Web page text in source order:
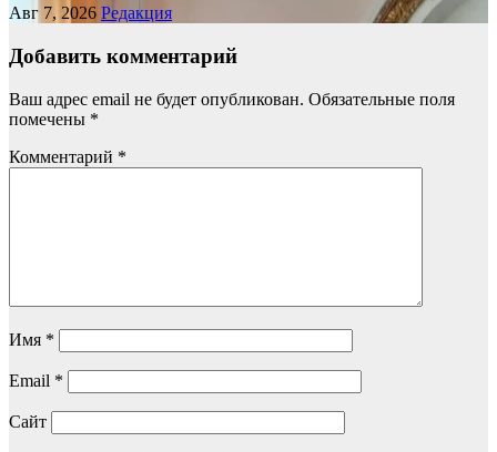
Авг 7, 2026 Редакция
Добавить комментарий
Ваш адрес email не будет опубликован. Обязательные поля
помечены *
Комментарий *
Имя *
Email *
Сайт